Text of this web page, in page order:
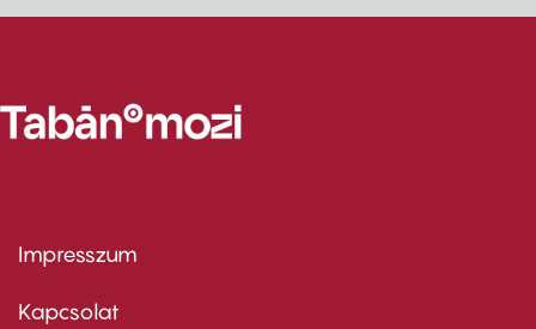
Footer
first
Impresszum
Kapcsolat